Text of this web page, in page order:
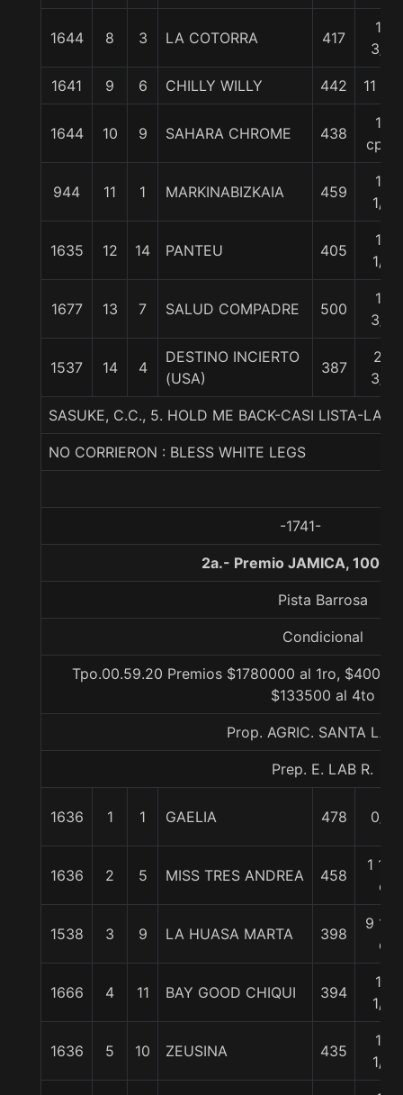
1644 8 3 LA COTORRA 417
10
3/4
1641 9 6 CHILLY WILLY 442 11 1/2
1644 10 9 SAHARA CHROME 438
12
cpos
944 11 1 MARKINABIZKAIA 459
12
1/2
1635 12 14 PANTEU 405
13
1/2
1677 13 7 SALUD COMPADRE 500
18
3/4
1537 14 4
DESTINO INCIERTO
(USA)
387
22
3/4
SASUKE, C.C., 5. HOLD ME BACK-CASI LISTA-
NO CORRIERON : BLESS WHITE LEGS
-1741-
2a.- Premio JAMICA, 1000
Pista Barrosa
Condicional
Tpo.00.59.20 Premios $1780000 al 1ro,
$133500 al 4to
Prop. AGRIC. SANTA
Prep. E. LAB R.
1636 1 1 GAELIA 478 0/0
1636 2 5 MISS TRES ANDREA 458
1 1/4
c
1538 3 9 LA HUASA MARTA 398
9 1/4
c
1666 4 11 BAY GOOD CHIQUI 394
10
1/2
1636 5 10 ZEUSINA 435
10
1/2